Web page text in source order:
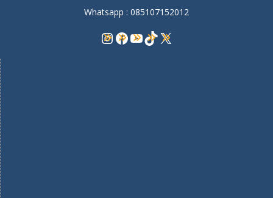
Whatsapp : 085107152012
Instagram
Facebook
YouTube
TikTok
X